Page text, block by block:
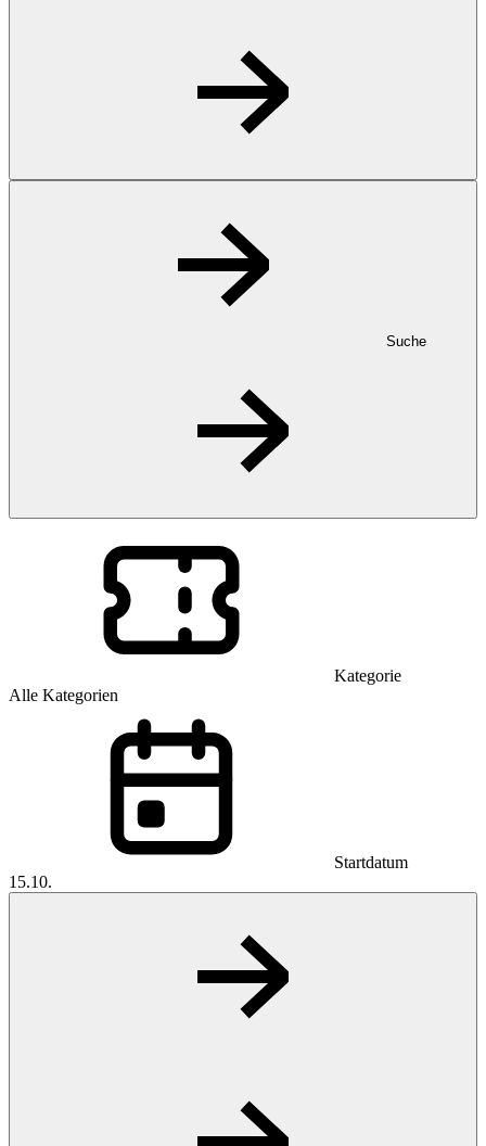
Suche
Kategorie
Alle Kategorien
Startdatum
15.10.